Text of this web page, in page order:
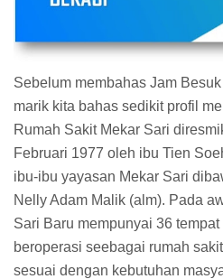
Sebelum membahas Jam
marik kita bahas sedikit profil
Rumah Sakit Mekar Sari
Februari 1977 oleh ibu Tien
ibu-ibu yayasan Mekar Sari
Nelly Adam Malik (alm). Pada
Sari Baru mempunyai 36
beroperasi seebagai rumah
sesuai dengan kebutuhan